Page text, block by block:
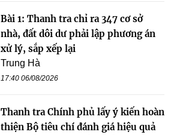
Bài 1: Thanh tra chỉ ra 347 cơ sở
nhà, đất dôi dư phải lập phương án
xử lý, sắp xếp lại
Trung Hà
17:40 06/08/2026
Thanh tra Chính phủ lấy ý kiến hoàn
thiện Bộ tiêu chí đánh giá hiệu quả